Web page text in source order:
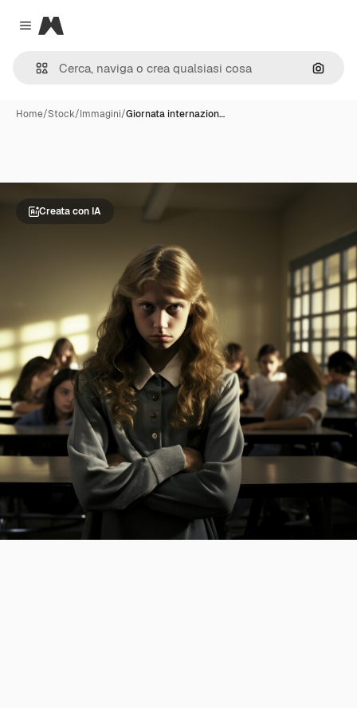
Close menu
Magnific
Cerca
Home/Stock/Immagini/Giornata internazion…
Creata con IA